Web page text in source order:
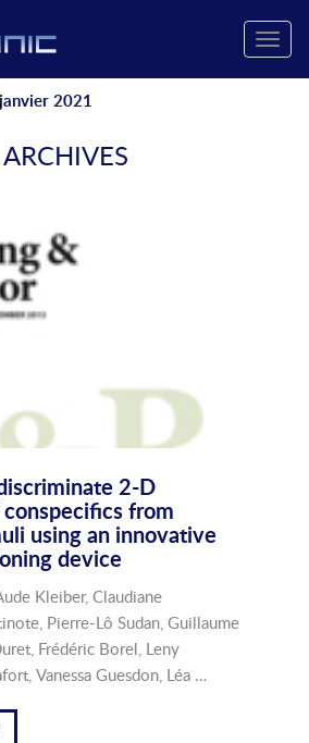
Toggle
2021
ARCHIVES
2-D
from
using an innovative
device
Kleiber, Claudiane
Pierre-Lô Sudan, Guillaume
Frédéric Borel, Leny
Vanessa Guesdon, Léa …